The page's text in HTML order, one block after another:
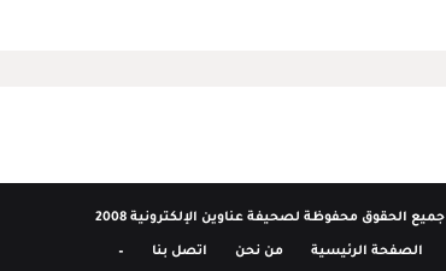
جميع الحقوق محفوظة لصحيفة عناوين الإلكترونية 2008
الصفحة الرئيسية من نحن اتصل بنا –